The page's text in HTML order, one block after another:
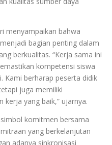
menyampaikan bahwa
bagian penting dalam
berkualitas. “Kerja sama ini
kompetensi siswa
Kami berharap peserta didik
juga memiliki
kerja yang baik,” ujarnya.
komitmen bersama
yang berkelanjutan
adanya sinkronisasi